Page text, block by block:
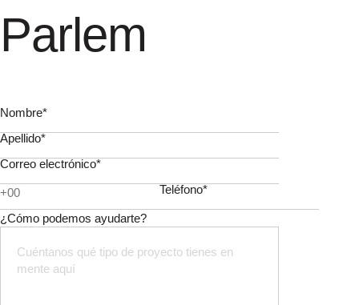
Parlem
Nombre*
Apellido*
Correo electrónico*
Teléfono*
¿Cómo podemos ayudarte?